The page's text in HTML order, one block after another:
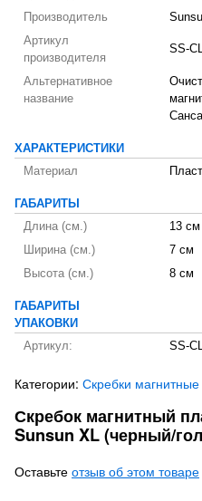
Производитель
Артикул
производителя
SS-
Альтернативное
название
ХАРАКТЕРИСТИКИ
Материал
ГАБАРИТЫ
Длина (см.)
13 см
Ширина (см.)
7 см
Высота (см.)
8 см
ГАБАРИТЫ
УПАКОВКИ
Артикул:
SS-
Категории: Скребки магнитные
Скребок магнитный
Sunsun XL (черный/
Оставьте отзыв об этом товаре